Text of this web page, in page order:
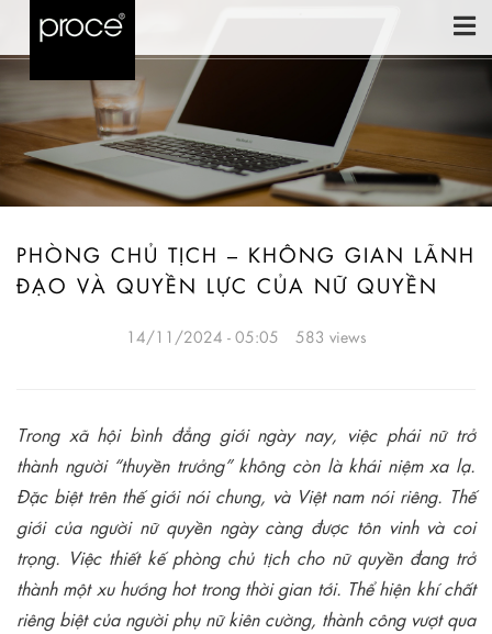
PHÒNG CHỦ TỊCH – KHÔNG GIAN LÃNH
ĐẠO VÀ QUYỀN LỰC CỦA NỮ QUYỀN
14/11/2024 - 05:05 583 views
Trong xã hội bình đẳng giới ngày nay, việc phái nữ trở
thành người “thuyền trưởng” không còn là khái niệm xa lạ.
Đặc biệt trên thế giới nói chung, và Việt nam nói riêng. Thế
giới của người nữ quyền ngày càng được tôn vinh và coi
trọng. Việc thiết kế phòng chủ tịch cho nữ quyền đang trở
thành một xu hướng hot trong thời gian tới. Thể hiện khí chất
riêng biệt của người phụ nữ kiên cường, thành công vượt qua